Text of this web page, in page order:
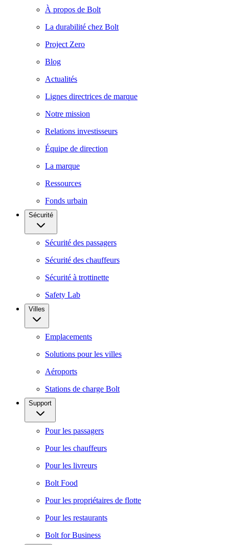
À propos de Bolt
La durabilité chez Bolt
Project Zero
Blog
Actualités
Lignes directrices de marque
Notre mission
Relations investisseurs
Équipe de direction
La marque
Ressources
Fonds urbain
Sécurité
Sécurité des passagers
Sécurité des chauffeurs
Sécurité à trottinette
Safety Lab
Villes
Emplacements
Solutions pour les villes
Aéroports
Stations de charge Bolt
Support
Pour les passagers
Pour les chauffeurs
Pour les livreurs
Bolt Food
Pour les propriétaires de flotte
Pour les restaurants
Bolt for Business